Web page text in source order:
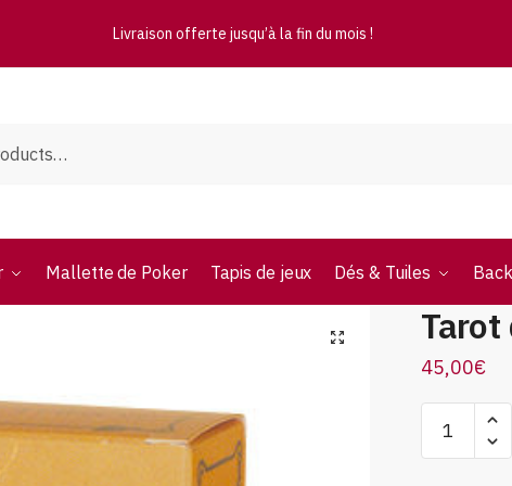
Livraison offerte jusqu’à la fin du mois !
Mallette de Poker Tapis de jeux Dés & Tuiles
45,00€
des